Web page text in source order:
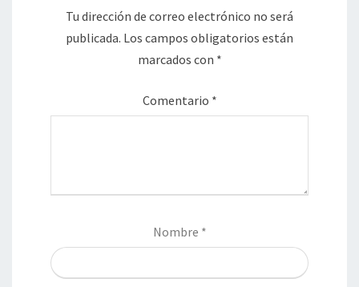
Tu dirección de correo electrónico no será
publicada. Los campos obligatorios están
marcados con *
Comentario *
Nombre *